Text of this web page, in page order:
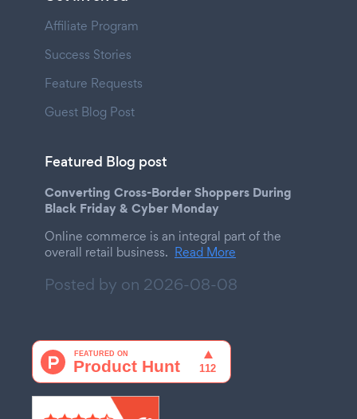
Affiliate Program
Success Stories
Feature Requests
Guest Blog Post
Featured Blog post
Converting Cross-Border Shoppers During
Black Friday & Cyber Monday
Online commerce is an integral part of the
overall retail business. Read More
Posted by on 2026-08-08